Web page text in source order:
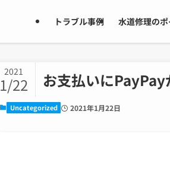
トラブル事例 水道修理の
お支払いに
2021
1/22
Uncategorized 2021年1月22日